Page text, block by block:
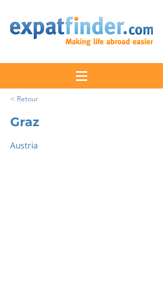
< Retour
Graz
Austria